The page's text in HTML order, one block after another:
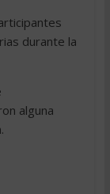
durante la
alguna